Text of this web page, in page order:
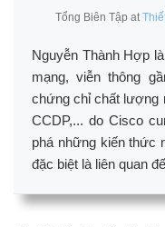
Tổng Biên Tập at
Nguyễn Thành Hợp
mạng, viễn thông
chứng chỉ chất lượng
CCDP,... do Cisco
phá những kiến thức
đặc biệt là liên quan